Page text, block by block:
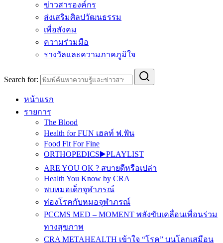
ข่าวสารองค์กร
ส่งเสริมศิลปวัฒนธรรม
เพื่อสังคม
ความร่วมมือ
รางวัลและความภาคภูมิใจ
Search for:
หน้าแรก
รายการ
The Blood
Health for FUN เฮลท์ ฟ.ฟัน
Food Fit For Fine
ORTHOPEDICS▶️PLAYLIST
ARE YOU OK ? สบายดีหรือเปล่า
Health You Know by CRA
พบหมอเด็กจุฬาภรณ์
ท่องโรคกับหมอจุฬาภรณ์
PCCMS MED – MOMENT พลังขับเคลื่อนเพื่อนร่วม
ทางสุขภาพ
CRA METAHEALTH เข้าใจ “โรค” บนโลกเสมือน